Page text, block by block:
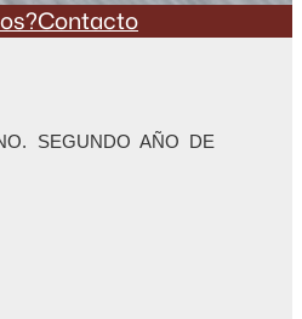
Contacto
SEGUNDO AÑO DE